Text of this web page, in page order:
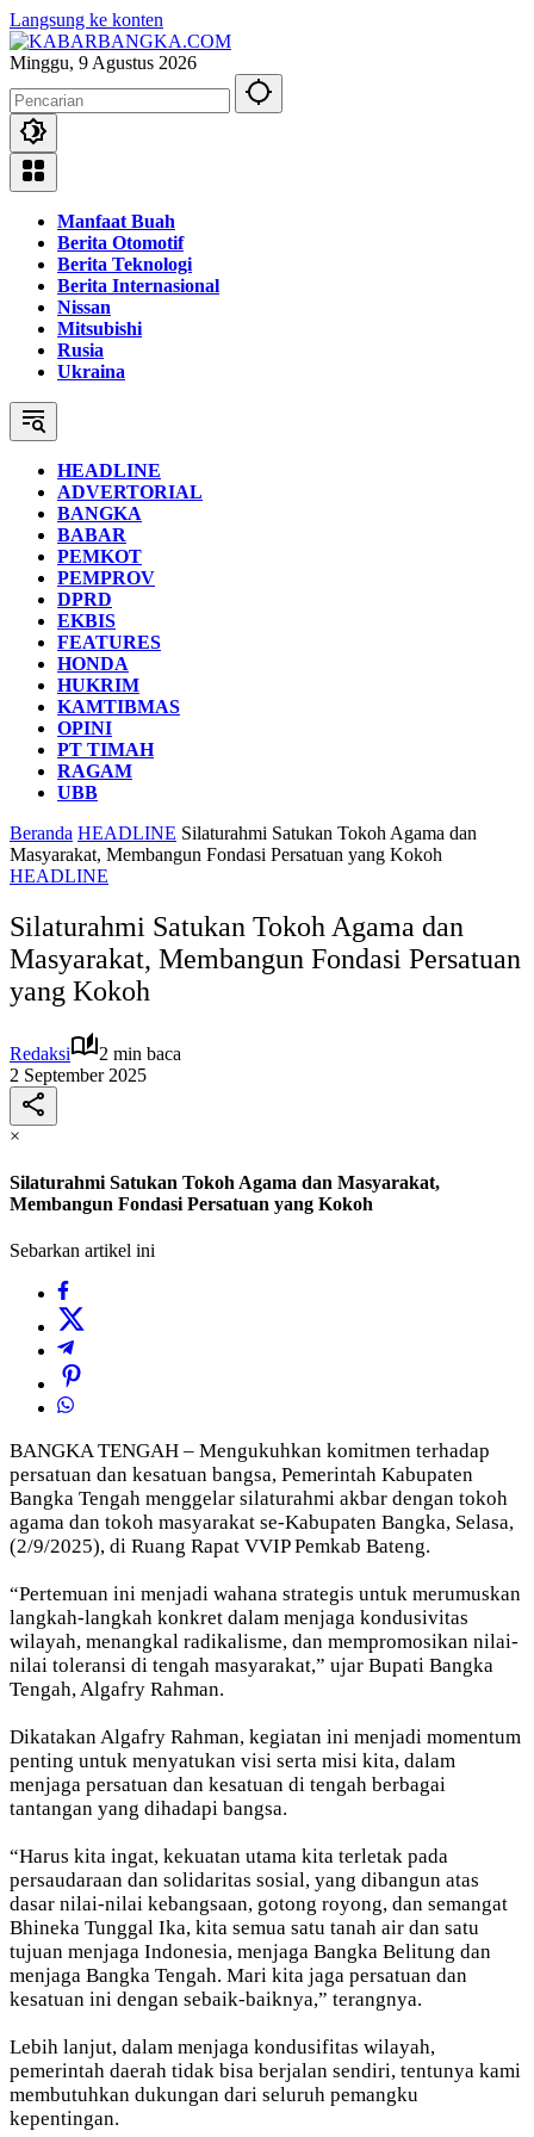
Langsung ke konten
Minggu, 9 Agustus 2026
Manfaat Buah
Berita Otomotif
Berita Teknologi
Berita Internasional
Nissan
Mitsubishi
Rusia
Ukraina
HEADLINE
ADVERTORIAL
BANGKA
BABAR
PEMKOT
PEMPROV
DPRD
EKBIS
FEATURES
HONDA
HUKRIM
KAMTIBMAS
OPINI
PT TIMAH
RAGAM
UBB
Beranda HEADLINE Silaturahmi Satukan Tokoh Agama dan
Masyarakat, Membangun Fondasi Persatuan yang Kokoh
HEADLINE
Silaturahmi Satukan Tokoh Agama dan
Masyarakat, Membangun Fondasi Persatuan
yang Kokoh
Redaksi
2 min baca
2 September 2025
×
Silaturahmi Satukan Tokoh Agama dan Masyarakat,
Membangun Fondasi Persatuan yang Kokoh
Sebarkan artikel ini
BANGKA TENGAH – Mengukuhkan komitmen terhadap
persatuan dan kesatuan bangsa, Pemerintah Kabupaten
Bangka Tengah menggelar silaturahmi akbar dengan tokoh
agama dan tokoh masyarakat se-Kabupaten Bangka, Selasa,
(2/9/2025), di Ruang Rapat VVIP Pemkab Bateng.
“Pertemuan ini menjadi wahana strategis untuk merumuskan
langkah-langkah konkret dalam menjaga kondusivitas
wilayah, menangkal radikalisme, dan mempromosikan nilai-
nilai toleransi di tengah masyarakat,” ujar Bupati Bangka
Tengah, Algafry Rahman.
Dikatakan Algafry Rahman, kegiatan ini menjadi momentum
penting untuk menyatukan visi serta misi kita, dalam
menjaga persatuan dan kesatuan di tengah berbagai
tantangan yang dihadapi bangsa.
“Harus kita ingat, kekuatan utama kita terletak pada
persaudaraan dan solidaritas sosial, yang dibangun atas
dasar nilai-nilai kebangsaan, gotong royong, dan semangat
Bhineka Tunggal Ika, kita semua satu tanah air dan satu
tujuan menjaga Indonesia, menjaga Bangka Belitung dan
menjaga Bangka Tengah. Mari kita jaga persatuan dan
kesatuan ini dengan sebaik-baiknya,” terangnya.
Lebih lanjut, dalam menjaga kondusifitas wilayah,
pemerintah daerah tidak bisa berjalan sendiri, tentunya kami
membutuhkan dukungan dari seluruh pemangku
kepentingan.